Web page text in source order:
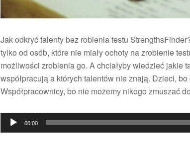
Jak odkryć talenty bez robienia testu
tylko od osób, które nie miały ochoty na zrobienie
możliwości zrobienia go. A chciałyby wiedzieć jakie
współpracują a których talentów nie znają. Dzieci,
Współpracownicy, bo nie możemy nikogo zmuszać
Odtwarzacz
plików
00:00